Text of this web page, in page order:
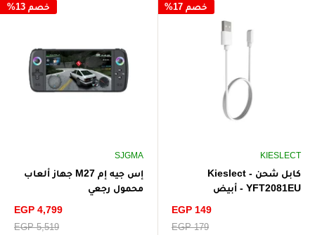
خصم 17%
KIESLECT
كابل شحن Kieslect -
YFT2081EU - أبيض
سعر
EGP 149
سعر
EGP 179
خصم 13%
SJGMA
إس جيه إم M27 جهاز ألعاب
محمول رجعي
سعر
EGP 4,799
سعر
EGP 5,519